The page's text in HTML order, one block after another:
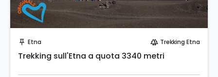
push_pin Etna forest Trekking Etna
Trekking sull'Etna a quota 3340 metri